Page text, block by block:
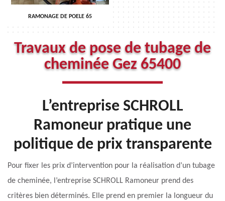
RAMONAGE DE POELE 65
Travaux de pose de tubage de
cheminée Gez 65400
L’entreprise SCHROLL
Ramoneur pratique une
politique de prix transparente
Pour fixer les prix d’intervention pour la réalisation d’un tubage
de cheminée, l’entreprise SCHROLL Ramoneur prend des
critères bien déterminés. Elle prend en premier la longueur du